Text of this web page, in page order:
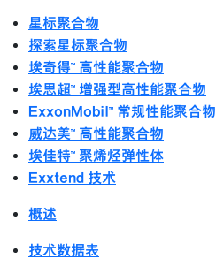
星标聚合物
探索星标聚合物
埃奇得™ 高性能聚合物
埃思超™ 增强型高性能聚合物
ExxonMobil™ 常规性能聚合物
威达美™ 高性能聚合物
埃佳特™ 聚烯烃弹性体
Exxtend 技术
概述
技术数据表